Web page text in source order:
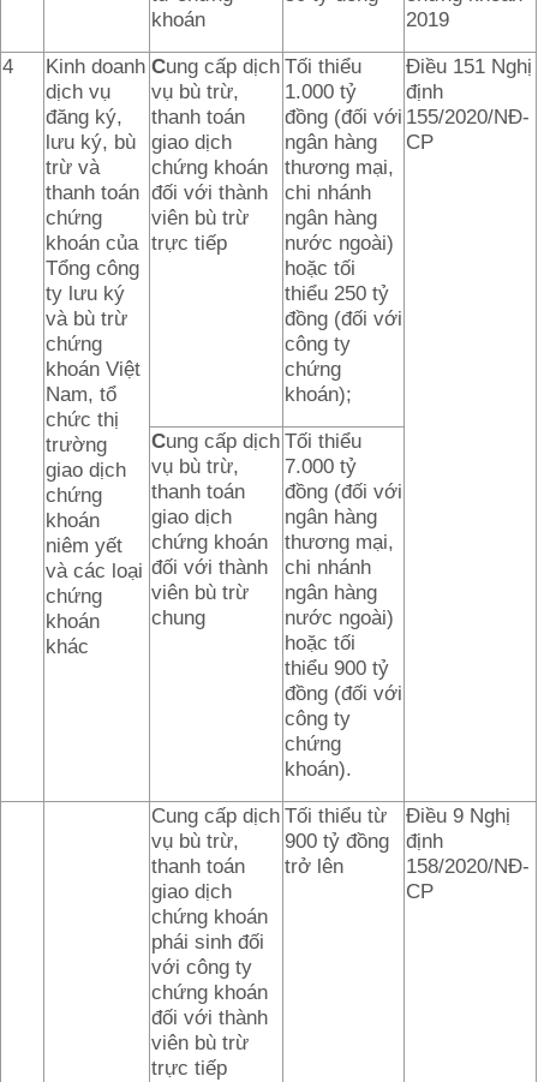
khoán
2019
4
Kinh doanh
dịch vụ
đăng ký,
lưu ký, bù
trừ và
thanh toán
chứng
khoán của
Tổng công
ty lưu ký
và bù trừ
chứng
khoán Việt
Nam, tổ
chức thị
trường
giao dịch
chứng
khoán
niêm yết
và các loại
chứng
khoán
khác
Cung cấp dịch
vụ bù trừ,
thanh toán
giao dịch
chứng khoán
đối với thành
viên bù trừ
trực tiếp
Tối thiểu
1.000 tỷ
đồng (đối với
ngân hàng
thương mại,
chi nhánh
ngân hàng
nước ngoài)
hoặc tối
thiểu 250 tỷ
đồng (đối với
công ty
chứng
khoán);
Điều 151 Nghị
định
155/2020/NĐ-
CP
Cung cấp dịch
vụ bù trừ,
thanh toán
giao dịch
chứng khoán
đối với thành
viên bù trừ
chung
Tối thiểu
7.000 tỷ
đồng (đối với
ngân hàng
thương mại,
chi nhánh
ngân hàng
nước ngoài)
hoặc tối
thiểu 900 tỷ
đồng (đối với
công ty
chứng
khoán).
Cung cấp dịch
vụ bù trừ,
thanh toán
giao dịch
chứng khoán
phái sinh đối
với công ty
chứng khoán
đối với thành
viên bù trừ
trực tiếp
Tối thiểu từ
900 tỷ đồng
trở lên
Điều 9 Nghị
định
158/2020/NĐ-
CP